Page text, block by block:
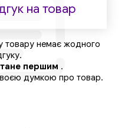
на товар
товару немає жодного
першим .
думкою про товар.